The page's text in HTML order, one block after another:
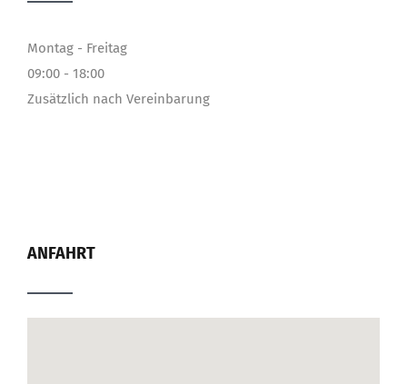
Montag - Freitag
09:00 - 18:00
Zusätzlich nach Vereinbarung
ANFAHRT